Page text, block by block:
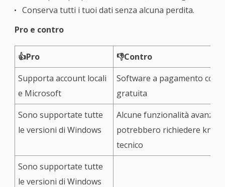
Conserva tutti i tuoi dati senza alcuna perdita.
Pro e contro
👍Pro
👎Contro
Supporta account locali
e Microsoft
Software a pagamento con
gratuita
Sono supportate tutte
le versioni di Windows
Alcune funzionalità avanzate
potrebbero richiedere
tecnico
Sono supportate tutte
le versioni di Windows